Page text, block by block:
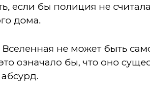
если бы полиция не
дома.
Вселенная не может быть
означало бы, что оно